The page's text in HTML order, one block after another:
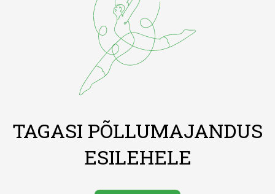
TAGASI PÕLLUMAJANDUS
ESILEHELE